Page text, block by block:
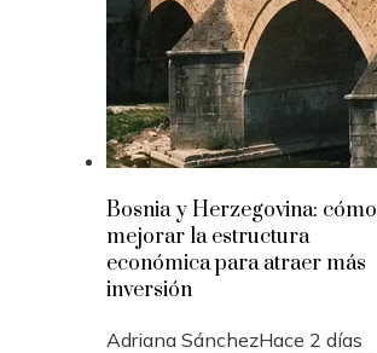
Bosnia y Herzegovina: cómo
mejorar la estructura
económica para atraer más
inversión
Adriana SánchezHace 2 días